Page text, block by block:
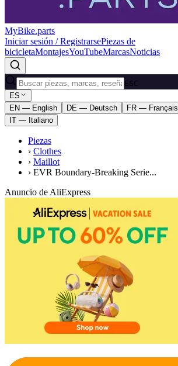
MyBike.parts
Iniciar sesión / RegistrarsePiezas de
bicicletaMontajesYouTubeMarcasNoticias
ESC
ES
EN — English
DE — Deutsch FR — Français
IT — Italiano
Piezas
› Clothes
› Maillot
› EVR Boundary-Breaking Serie...
Anuncio de AliExpress